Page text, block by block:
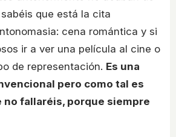
que está la cita
cena romántica y si
ir a ver una película al cine o
de representación. Es una
pero como tal es
no fallaréis, porque siempre